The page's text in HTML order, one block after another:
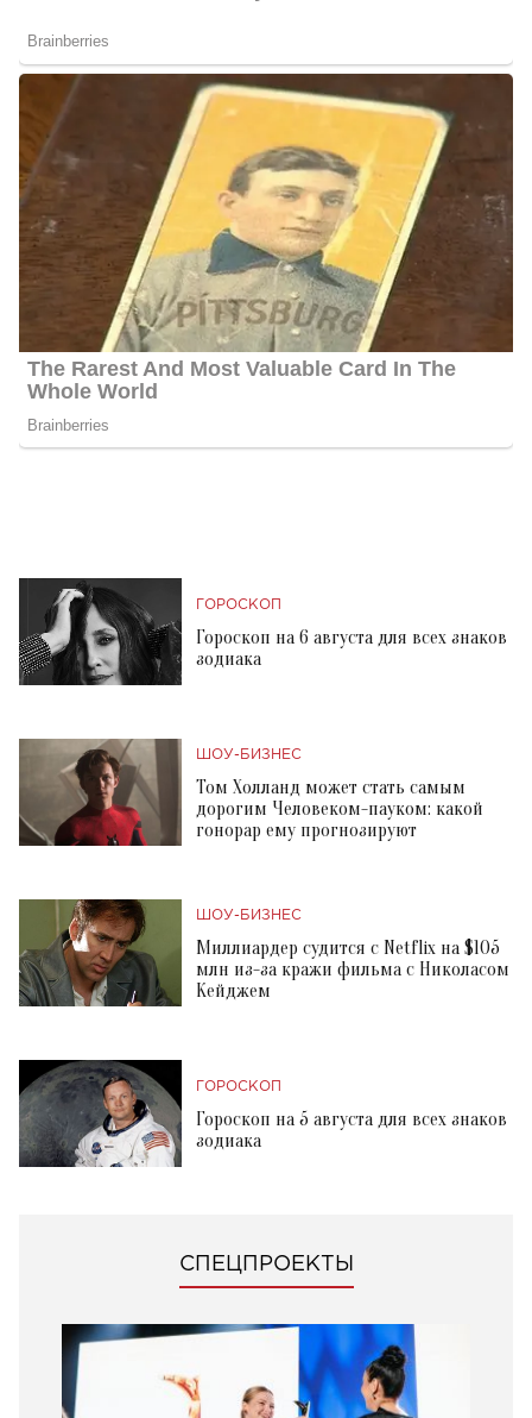
ГОРОСКОП
Гороскоп на 6 августа для всех знаков
зодиака
ШОУ-БИЗНЕС
Том Холланд может стать самым
дорогим Человеком-пауком: какой
гонорар ему прогнозируют
ШОУ-БИЗНЕС
Миллиардер судится с Netflix на $105
млн из-за кражи фильма с Николасом
Кейджем
ГОРОСКОП
Гороскоп на 5 августа для всех знаков
зодиака
СПЕЦПРОЕКТЫ